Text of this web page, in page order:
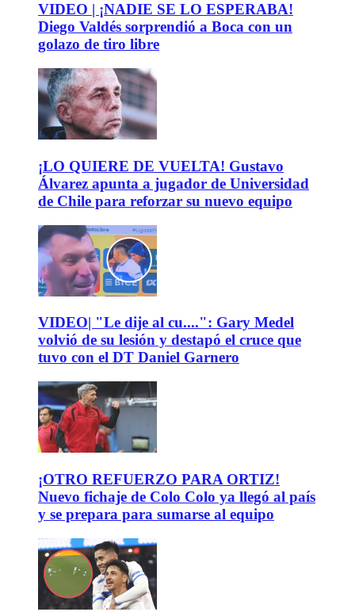
VIDEO | ¡NADIE SE LO ESPERABA!
Diego Valdés sorprendió a Boca con un
golazo de tiro libre
¡LO QUIERE DE VUELTA! Gustavo
Álvarez apunta a jugador de Universidad
de Chile para reforzar su nuevo equipo
VIDEO| "Le dije al cu....": Gary Medel
volvió de su lesión y destapó el cruce que
tuvo con el DT Daniel Garnero
¡OTRO REFUERZO PARA ORTIZ!
Nuevo fichaje de Colo Colo ya llegó al país
y se prepara para sumarse al equipo